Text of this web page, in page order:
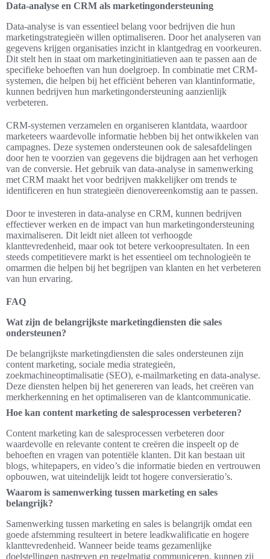
Data-analyse en CRM als marketingondersteuning
Data-analyse is van essentieel belang voor bedrijven die hun
marketingstrategieën willen optimaliseren. Door het analyseren van
gegevens krijgen organisaties inzicht in klantgedrag en voorkeuren.
Dit stelt hen in staat om marketinginitiatieven aan te passen aan de
specifieke behoeften van hun doelgroep. In combinatie met CRM-
systemen, die helpen bij het efficiënt beheren van klantinformatie,
kunnen bedrijven hun marketingondersteuning aanzienlijk
verbeteren.
CRM-systemen verzamelen en organiseren klantdata, waardoor
marketeers waardevolle informatie hebben bij het ontwikkelen van
campagnes. Deze systemen ondersteunen ook de salesafdelingen
door hen te voorzien van gegevens die bijdragen aan het verhogen
van de conversie. Het gebruik van data-analyse in samenwerking
met CRM maakt het voor bedrijven makkelijker om trends te
identificeren en hun strategieën dienovereenkomstig aan te passen.
Door te investeren in data-analyse en CRM, kunnen bedrijven
effectiever werken en de impact van hun marketingondersteuning
maximaliseren. Dit leidt niet alleen tot verhoogde
klanttevredenheid, maar ook tot betere verkoopresultaten. In een
steeds competitievere markt is het essentieel om technologieën te
omarmen die helpen bij het begrijpen van klanten en het verbeteren
van hun ervaring.
FAQ
Wat zijn de belangrijkste marketingdiensten die sales
ondersteunen?
De belangrijkste marketingdiensten die sales ondersteunen zijn
content marketing, sociale media strategieën,
zoekmachineoptimalisatie (SEO), e-mailmarketing en data-analyse.
Deze diensten helpen bij het genereren van leads, het creëren van
merkherkenning en het optimaliseren van de klantcommunicatie.
Hoe kan content marketing de salesprocessen verbeteren?
Content marketing kan de salesprocessen verbeteren door
waardevolle en relevante content te creëren die inspeelt op de
behoeften en vragen van potentiële klanten. Dit kan bestaan uit
blogs, whitepapers, en video’s die informatie bieden en vertrouwen
opbouwen, wat uiteindelijk leidt tot hogere conversieratio’s.
Waarom is samenwerking tussen marketing en sales
belangrijk?
Samenwerking tussen marketing en sales is belangrijk omdat een
goede afstemming resulteert in betere leadkwalificatie en hogere
klanttevredenheid. Wanneer beide teams gezamenlijke
doelstellingen nastreven en regelmatig communiceren, kunnen zij